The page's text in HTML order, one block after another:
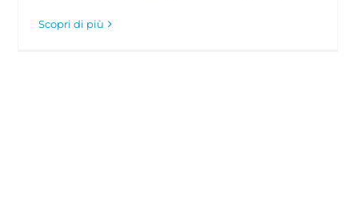
Scopri di più